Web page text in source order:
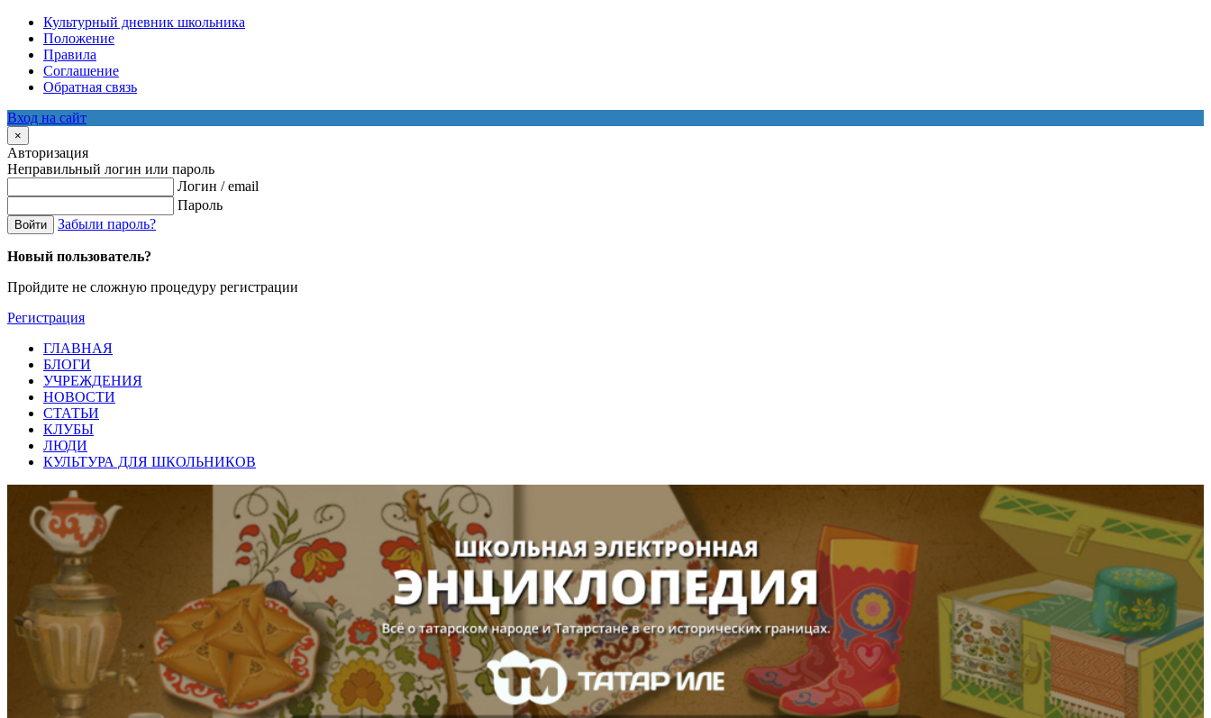
Культурный дневник школьника
Положение
Правила
Соглашение
Обратная связь
Вход на сайт
×
Авторизация
Неправильный логин или пароль
Логин / email
Пароль
Войти Забыли пароль?
Новый пользователь?
Пройдите не сложную процедуру регистрации
Регистрация
ГЛАВНАЯ
БЛОГИ
УЧРЕЖДЕНИЯ
НОВОСТИ
СТАТЬИ
КЛУБЫ
ЛЮДИ
КУЛЬТУРА ДЛЯ ШКОЛЬНИКОВ